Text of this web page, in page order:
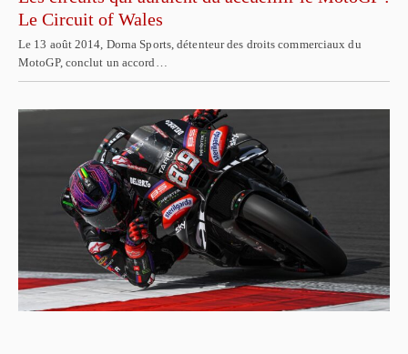
Le Circuit of Wales
Le 13 août 2014, Dorna Sports, détenteur des droits commerciaux du
MotoGP, conclut un accord…